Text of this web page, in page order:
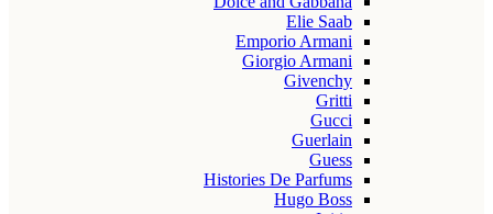
Elie Saab
Emporio Armani
Giorgio Armani
Givenchy
Gritti
Gucci
Guerlain
Guess
Histories De Parfums
Hugo Boss